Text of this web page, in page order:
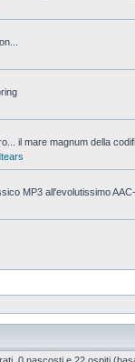
il mare magnum della
MP3 all'evolutissimo